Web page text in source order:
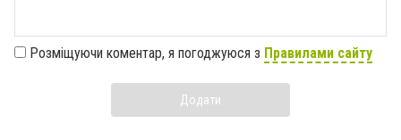
Розміщуючи коментар, я погоджуюся з Правилами сайту
Додати